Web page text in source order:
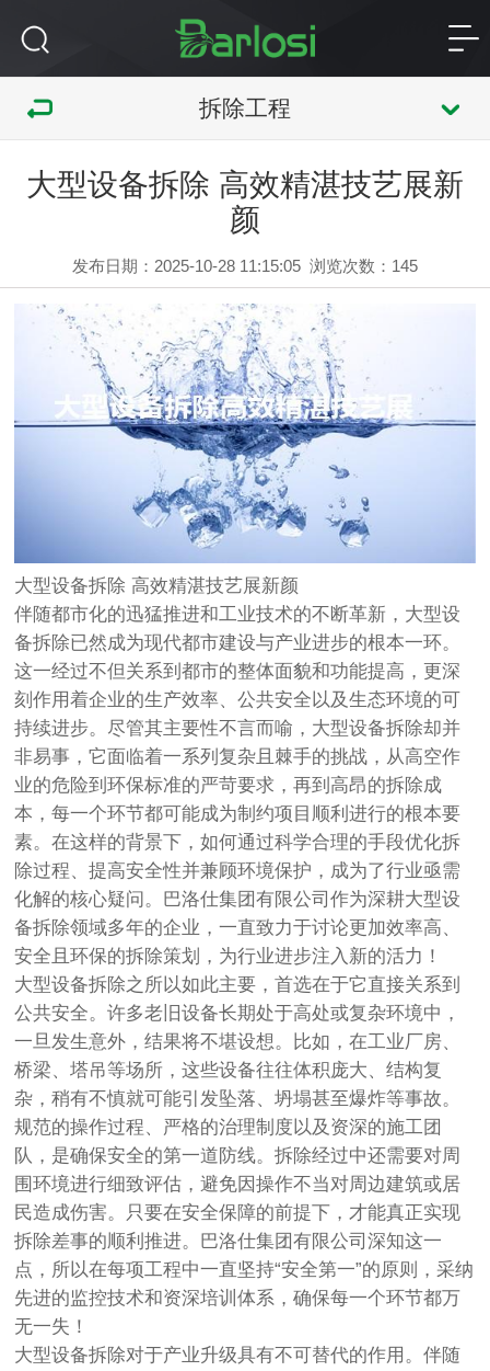
拆除工程
大型设备拆除 高效精湛技艺展新
颜
发布日期：2025-10-28 11:15:05 浏览次数： 145
大型设备拆除 高效精湛技艺展新颜
伴随都市化的迅猛推进和工业技术的不断革新，大型设
备拆除已然成为现代都市建设与产业进步的根本一环。
这一经过不但关系到都市的整体面貌和功能提高，更深
刻作用着企业的生产效率、公共安全以及生态环境的可
持续进步。尽管其主要性不言而喻，大型设备拆除却并
非易事，它面临着一系列复杂且棘手的挑战，从高空作
业的危险到环保标准的严苛要求，再到高昂的拆除成
本，每一个环节都可能成为制约项目顺利进行的根本要
素。在这样的背景下，如何通过科学合理的手段优化拆
除过程、提高安全性并兼顾环境保护，成为了行业亟需
化解的核心疑问。巴洛仕集团有限公司作为深耕大型设
备拆除领域多年的企业，一直致力于讨论更加效率高、
安全且环保的拆除策划，为行业进步注入新的活力！
大型设备拆除之所以如此主要，首选在于它直接关系到
公共安全。许多老旧设备长期处于高处或复杂环境中，
一旦发生意外，结果将不堪设想。比如，在工业厂房、
桥梁、塔吊等场所，这些设备往往体积庞大、结构复
杂，稍有不慎就可能引发坠落、坍塌甚至爆炸等事故。
规范的操作过程、严格的治理制度以及资深的施工团
队，是确保安全的第一道防线。拆除经过中还需要对周
围环境进行细致评估，避免因操作不当对周边建筑或居
民造成伤害。只要在安全保障的前提下，才能真正实现
拆除差事的顺利推进。巴洛仕集团有限公司深知这一
点，所以在每项工程中一直坚持“安全第一”的原则，采纳
先进的监控技术和资深培训体系，确保每一个环节都万
无一失！
大型设备拆除对于产业升级具有不可替代的作用。伴随